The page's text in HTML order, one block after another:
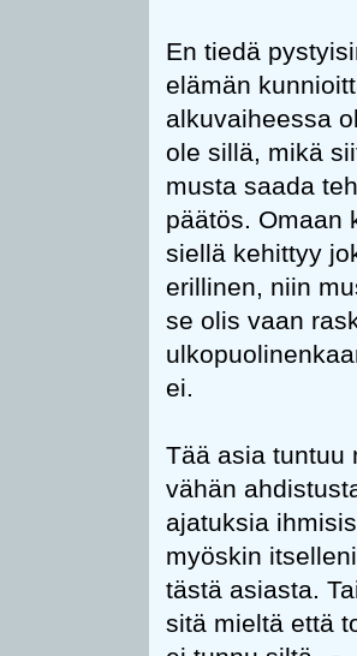
En tiedä
elämän
alkuvaiheessa
ole sillä, mikä
musta saada
päätös. Omaan
siellä kehittyy
erillinen, niin
se olis vaan
ei.
Tää asia tuntuu
vähän
ajatuksia
myöskin
tästä asiasta.
sitä mieltä että